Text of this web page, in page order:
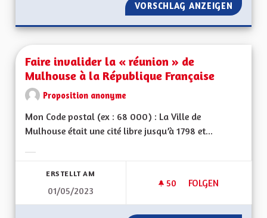
VORSCHLAG ANZEIGEN FAIRE
Faire invalider la « réunion » de
Mulhouse à la République Française
Proposition anonyme
Mon Code postal (ex : 68 000) : La Ville de
Mulhouse était une cité libre jusqu’à 1798 et...
ERSTELLT AM
01/05/2023
50 50 FOLLOWER
FOLGEN
FAIRE INVALIDER